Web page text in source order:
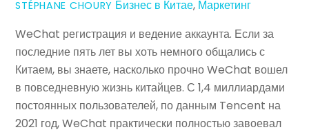
STÉPHANE CHOURY Бизнес в Китае, Маркетинг
WeChat регистрация и ведение аккаунта. Если за
последние пять лет вы хоть немного общались с
Китаем, вы знаете, насколько прочно WeChat вошел
в повседневную жизнь китайцев. С 1,4 миллиардами
постоянных пользователей, по данным Tencent на
2021 год, WeChat практически полностью завоевал